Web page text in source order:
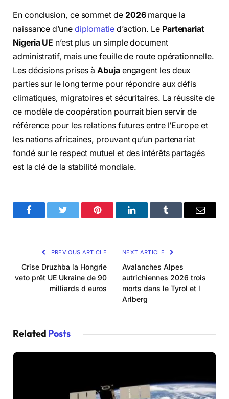
En conclusion, ce sommet de 2026marque la
naissance d’une diplomatied’action. Le Partenariat
Nigeria UE n’est plus un simple document
administratif, mais une feuille de route opérationnelle.
Les décisions prises àAbujaengagent les deux
parties sur le long terme pour répondre aux défis
climatiques, migratoires et sécuritaires. La réussite de
ce modèle de coopération pourrait bien servir de
référence pour les relations futures entre l’Europe et
les nations africaines, prouvant qu’un partenariat
fondé sur le respect mutuel et des intérêts partagés
est la clé de la stabilité mondiale.
FacebookTwitter Pinterest LinkedInTumblr Email
PREVIOUS ARTICLE
Crise Druzhba la Hongrie
veto prêt UE Ukraine de 90
milliards d euros
NEXT ARTICLE
Avalanches Alpes
autrichiennes 2026 trois
morts dans le Tyrol et l
Arlberg
Related Posts